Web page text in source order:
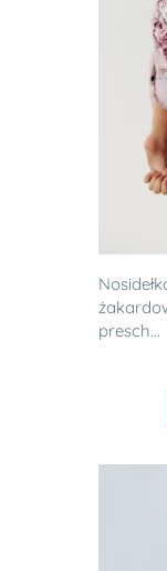
presch...